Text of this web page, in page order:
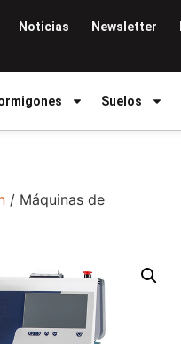
Noticias Newsletter
Suelos
/ Máquinas de